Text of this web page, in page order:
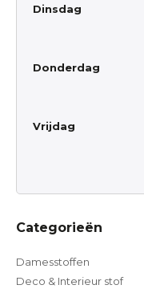
Dinsdag
Donderdag
Vrijdag
Categorieën
Damesstoffen
Deco & Interieur stof